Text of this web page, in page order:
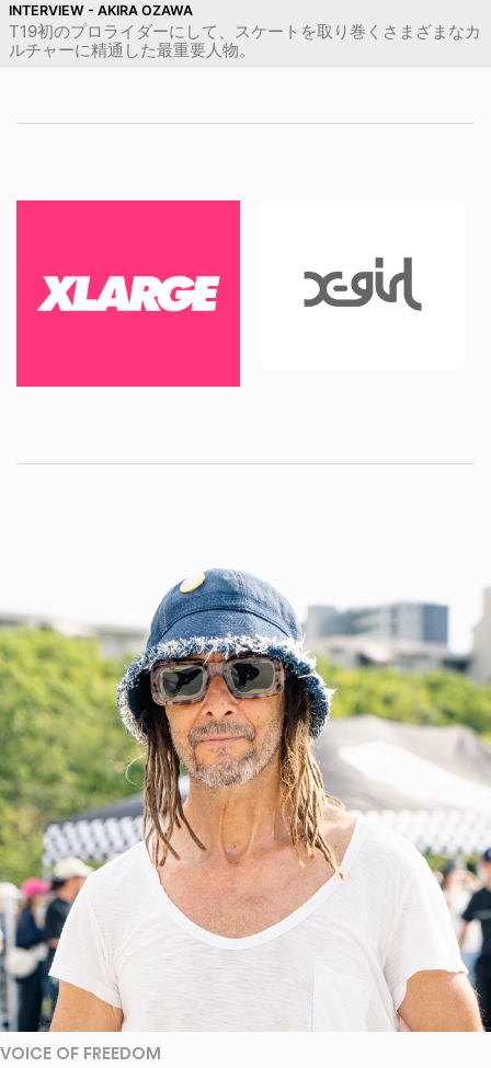
INTERVIEW - AKIRA OZAWA
T19初のプロライダーにして、スケートを取り巻くさまざまなカ
ルチャーに精通した最重要人物。
VOICE OF FREEDOM